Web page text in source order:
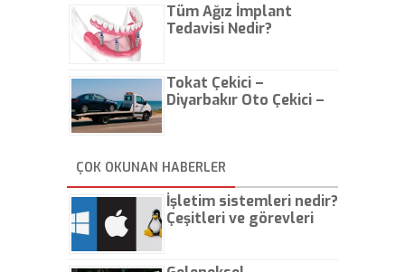
Tüm Ağız İmplant
Tedavisi Nedir?
Tokat Çekici –
Diyarbakır Oto Çekici –
ÇOK OKUNAN HABERLER
İşletim sistemleri nedir?
Çeşitleri ve görevleri